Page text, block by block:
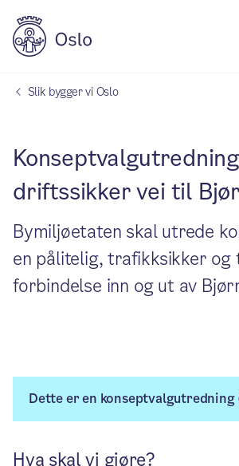
Slik bygger vi Oslo
driftssikker vei til
Bymiljøetaten skal utrede
en pålitelig, trafikksikker og
forbindelse inn og ut av
Dette er en konseptvalgutredning
Hva skal vi gjøre?